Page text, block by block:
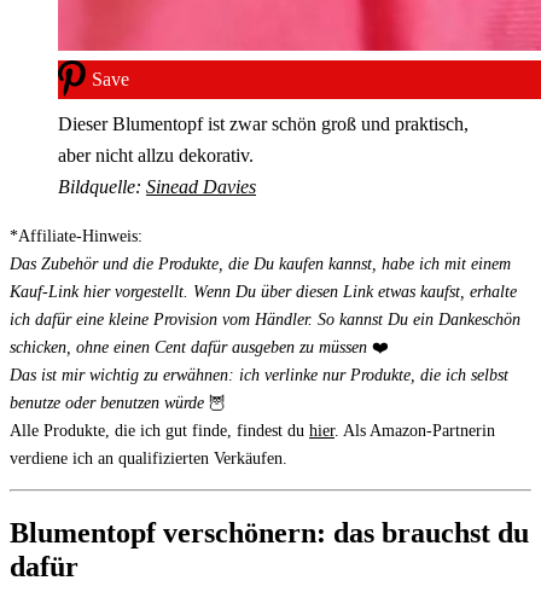
Save
Dieser Blumentopf ist zwar schön groß und praktisch,
aber nicht allzu dekorativ.
Bildquelle: Sinead Davies
*Affiliate-Hinweis:
Das Zubehör und die Produkte, die Du kaufen kannst, habe ich mit einem
Kauf-Link hier vorgestellt. Wenn Du über diesen Link etwas kaufst, erhalte
ich dafür eine kleine Provision vom Händler. So kannst Du ein Dankeschön
schicken, ohne einen Cent dafür ausgeben zu müssen ❤️
Das ist mir wichtig zu erwähnen: ich verlinke nur Produkte, die ich selbst
benutze oder benutzen würde 🦉
Alle Produkte, die ich gut finde, findest du hier. Als Amazon-Partnerin
verdiene ich an qualifizierten Verkäufen.
Blumentopf verschönern: das brauchst du
dafür